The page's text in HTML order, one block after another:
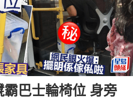
霸巴士輪椅位 身旁